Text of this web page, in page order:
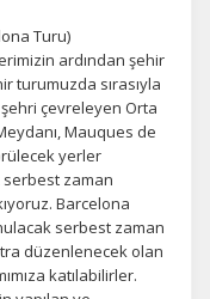
Turu)
ardından şehir
turumuzda sırasıyla
çevreleyen Orta
Mauques de
yerler
serbest zaman
Barcelona
serbest zaman
düzenlenecek olan
katılabilirler.